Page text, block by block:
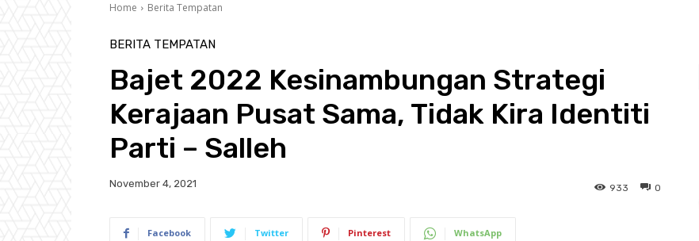
Times
Home Berita Tempatan
BERITA TEMPATAN
Bajet 2022 Kesinambungan Strategi
Kerajaan Pusat Sama, Tidak Kira Identiti
Parti – Salleh
November 4, 2021 0
933
Facebook Twitter Pinterest WhatsApp